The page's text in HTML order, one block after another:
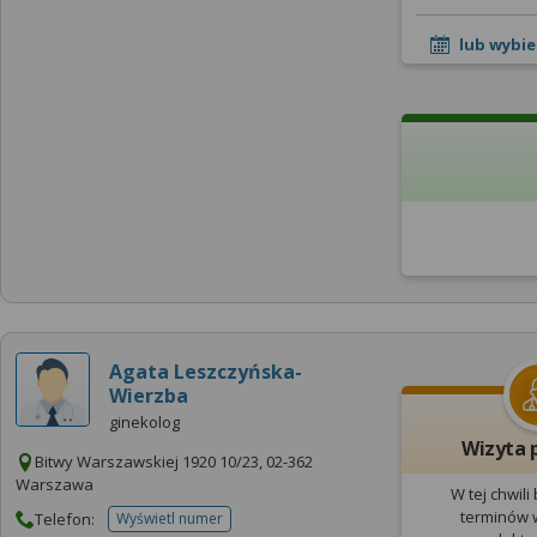
lub
Agata Leszczyńska-
Wierzba
ginekolog
Bitwy Warszawskiej 1920 10/23, 02-362
Warszawa
Telefon:
Wyświetl numertelefonu do placowki
Wizyta
W tej chwili
terminów